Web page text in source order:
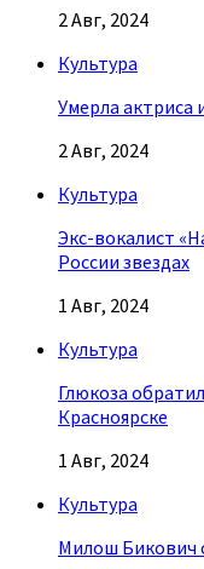
2 Авг, 2024
Культура
Умерла актриса
2 Авг, 2024
Культура
Экс-вокалист
России звездах
1 Авг, 2024
Культура
Глюкоза
Красноярске
1 Авг, 2024
Культура
Милош Бикович